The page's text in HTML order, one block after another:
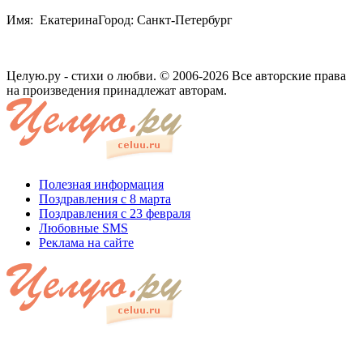
Имя: ЕкатеринаГород: Санкт-Петербург
Целую.ру - стихи о любви. © 2006-2026 Все авторские права
на произведения принадлежат авторам.
Полезная информация
Поздравления с 8 марта
Поздравления с 23 февраля
Любовные SMS
Реклама на сайте